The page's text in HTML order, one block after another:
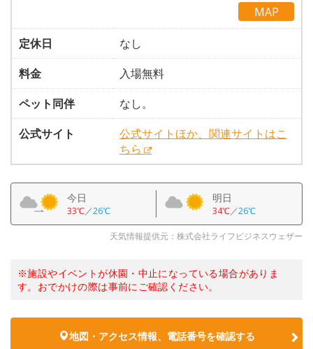
MAP
定休日
なし
料金
入場無料
ペット同伴
なし。
公式サイト
公式サイトほか、関連サイトはこ
ちら
今日
33℃／26℃
明日
34℃／26℃
天気情報提供元：株式会社ライフビジネスウェザー
※施設やイベントが休園・中止になっている場合がありま
す。おでかけの際は事前にご確認ください。
地図・アクセス情報、電話番号を確認する